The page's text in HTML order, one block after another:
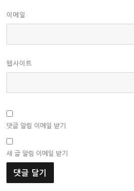
이메일
웹사이트
댓글 알림 이메일 받기
새 글 알림 이메일 받기